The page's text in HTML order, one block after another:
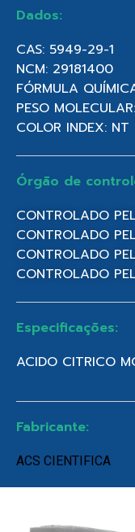
Dados:
CAS: 5949-29-1
NCM: 29181400
FÓRMULA
PESO
COLOR INDEX: NT
Órgão de
CONTROLADO
CONTROLADO
CONTROLADO
CONTROLADO
Especificações:
ACIDO CITRICO
Fabricante:
ACS CIENTIFICA